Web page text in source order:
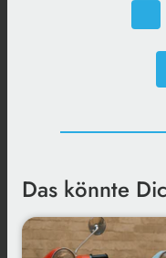
Das könnte